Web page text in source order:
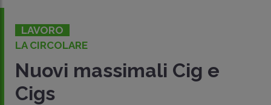
LAVORO
LA CIRCOLARE
Nuovi massimali Cig e
Cigs